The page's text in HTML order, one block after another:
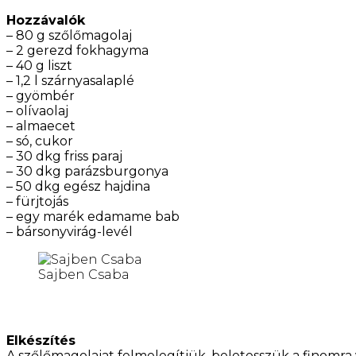
Hozzávalók
– 80 g szőlőmagolaj
– 2 gerezd fokhagyma
– 40 g liszt
– 1,2 l szárnyasalaplé
– gyömbér
– olívaolaj
– almaecet
– só, cukor
– 30 dkg friss paraj
– 30 dkg parázsburgonya
– 50 dkg egész hajdina
– fürjtojás
– egy marék edamame bab
– bársonyvirág-levél
Sajben Csaba
Elkészítés